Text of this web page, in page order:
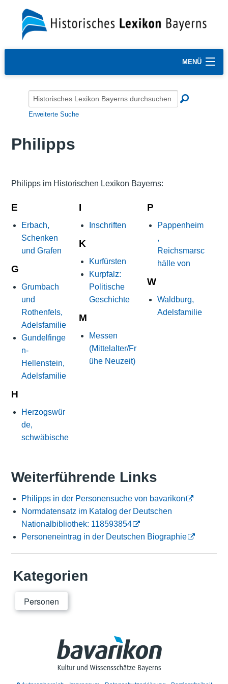
MENÜ
Erweiterte Suche
Philipps
Philipps im Historischen Lexikon Bayerns:
E
Erbach,
Schenken
und Grafen
G
Grumbach
und
Rothenfels,
Adelsfamilie
Gundelfinge
n-
Hellenstein,
Adelsfamilie
H
Herzogswür
de,
schwäbische
I
Inschriften
K
Kurfürsten
Kurpfalz:
Politische
Geschichte
M
Messen
(Mittelalter/Fr
ühe Neuzeit)
P
Pappenheim
,
Reichsmarsc
hälle von
W
Waldburg,
Adelsfamilie
Weiterführende Links
Philipps in der Personensuche von bavarikon
Normdatensatz im Katalog der Deutschen
Nationalbibliothek: 118593854
Personeneintrag in der Deutschen Biographie
Kategorien
Personen